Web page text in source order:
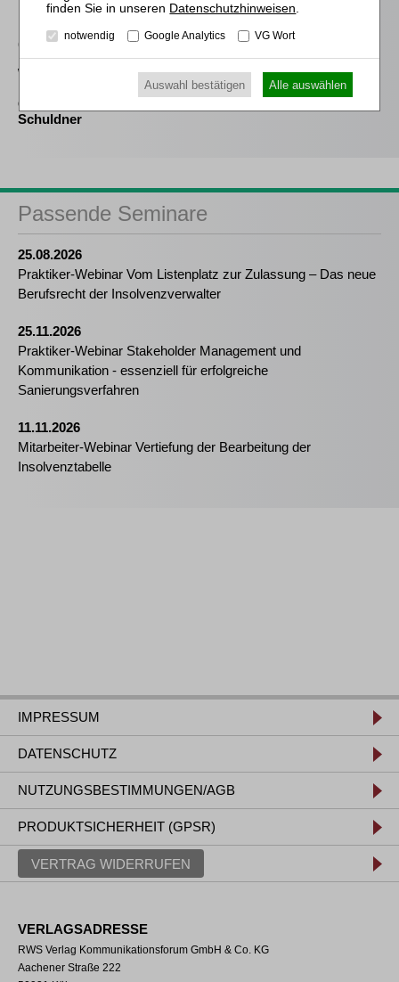
Die Auswahl und die
Bestellung des
(vorläufigen)
Insolvenzverwalters im
Widerstreit der
Gläubigern und
Schuldner
Passende Seminare
25.08.2026
Praktiker-Webinar Vom Listenplatz zur Zulassung – Das neue
Berufsrecht der Insolvenzverwalter
25.11.2026
Praktiker-Webinar Stakeholder Management und
Kommunikation - essenziell für erfolgreiche
Sanierungsverfahren
11.11.2026
Mitarbeiter-Webinar Vertiefung der Bearbeitung der
Insolvenztabelle
IMPRESSUM
DATENSCHUTZ
NUTZUNGSBESTIMMUNGEN/AGB
PRODUKTSICHERHEIT (GPSR)
VERTRAG WIDERRUFEN
VERLAGSADRESSE
RWS Verlag Kommunikationsforum GmbH & Co. KG
Aachener Straße 222
Datenschutzhinweisen
notwendig Google Analytics VG Wort
Auswahl bestätigen Alle auswählen